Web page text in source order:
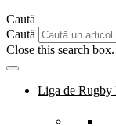
Caută
Caută
Close this search box.
Liga de Rugby